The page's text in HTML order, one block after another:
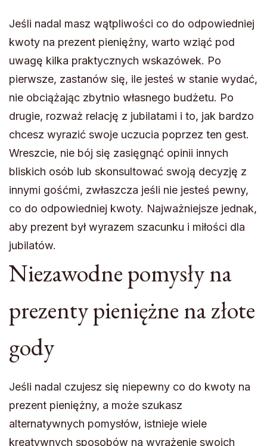
Jeśli nadal masz wątpliwości co do odpowiedniej
kwoty na prezent pieniężny, warto wziąć pod
uwagę kilka praktycznych wskazówek. Po
pierwsze, zastanów się, ile jesteś w stanie wydać,
nie obciążając zbytnio własnego budżetu. Po
drugie, rozważ relację z jubilatami i to, jak bardzo
chcesz wyrazić swoje uczucia poprzez ten gest.
Wreszcie, nie bój się zasięgnąć opinii innych
bliskich osób lub skonsultować swoją decyzję z
innymi gośćmi, zwłaszcza jeśli nie jesteś pewny,
co do odpowiedniej kwoty. Najważniejsze jednak,
aby prezent był wyrazem szacunku i miłości dla
jubilatów.
Niezawodne pomysły na
prezenty pieniężne na złote
gody
Jeśli nadal czujesz się niepewny co do kwoty na
prezent pieniężny, a może szukasz
alternatywnych pomysłów, istnieje wiele
kreatywnych sposobów na wyrażenie swoich